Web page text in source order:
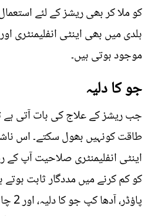
کو ملا کر بھی ریشز کے لئے
ہلدی میں بھی اینٹی انفلیمنٹری
موجود ہوتی ہیں۔
جو کا دلیہ
جب ریشز کے علاج کی بات آتی ہے
طاقت کونہیں بھول سکتے۔ اس
اینٹی انفلیمنٹری صلاحیت آپ
کو کم کرنے میں مددگار ثابت